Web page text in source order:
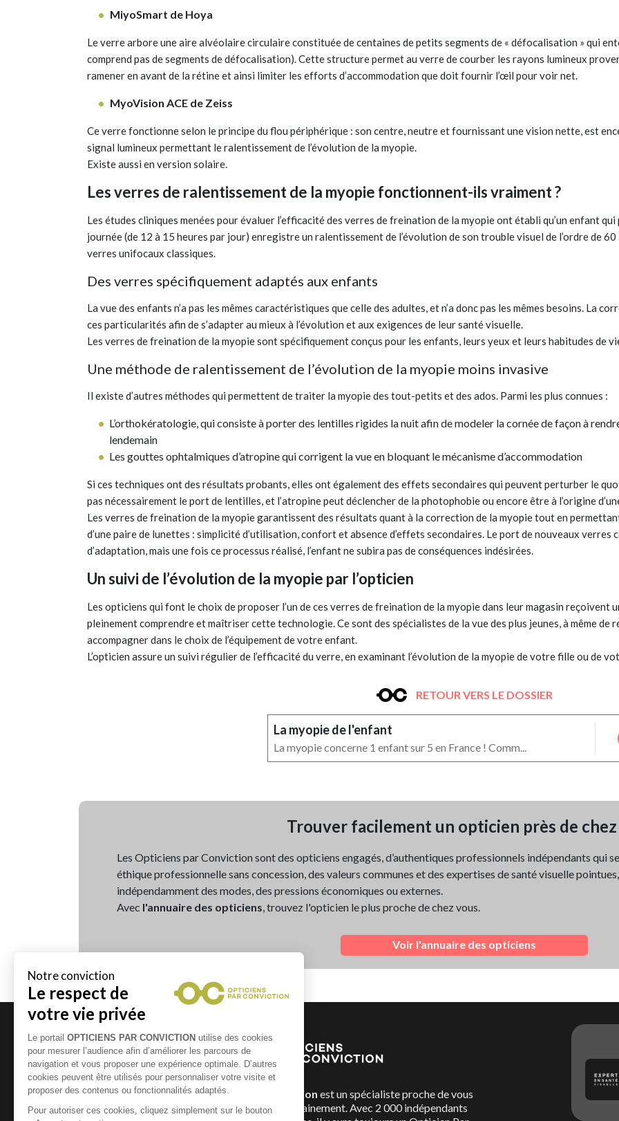
MiyoSmart de Hoya
Le verre arbore une aire alvéolaire circulaire constituée de centaines de petits segments de « défocalisation » qui
comprend pas de segments de défocalisation). Cette structure permet au verre de courber les rayons lumineux
ramener en avant de la rétine et ainsi limiter les efforts d’accommodation que doit fournir l’œil pour voir net.
MyoVision ACE de Zeiss
Ce verre fonctionne selon le principe du flou périphérique : son centre, neutre et fournissant une vision nette, est
signal lumineux permettant le ralentissement de l’évolution de la myopie.
Existe aussi en version solaire.
Les verres de ralentissement de la myopie fonctionnent-ils vraiment ?
Les études cliniques menées pour évaluer l’efficacité des verres de freination de la myopie ont établi qu’un enfant
journée (de 12 à 15 heures par jour) enregistre un ralentissement de l’évolution de son trouble visuel de l’ordre de
verres unifocaux classiques.
Des verres spécifiquement adaptés aux enfants
La vue des enfants n’a pas les mêmes caractéristiques que celle des adultes, et n’a donc pas les mêmes besoins. La
ces particularités afin de s’adapter au mieux à l’évolution et aux exigences de leur santé visuelle.
Les verres de freination de la myopie sont spécifiquement conçus pour les enfants, leurs yeux et leurs habitudes de
Une méthode de ralentissement de l’évolution de la myopie moins invasive
Il existe d’autres méthodes qui permettent de traiter la myopie des tout-petits et des ados. Parmi les plus connues :
L’orthokératologie, qui consiste à porter des lentilles rigides la nuit afin de modeler la cornée de façon à
lendemain
Les gouttes ophtalmiques d’atropine qui corrigent la vue en bloquant le mécanisme d’accommodation
Si ces techniques ont des résultats probants, elles ont également des effets secondaires qui peuvent perturber le
pas nécessairement le port de lentilles, et l’atropine peut déclencher de la photophobie ou encore être à l’origine
Les verres de freination de la myopie garantissent des résultats quant à la correction de la myopie tout en
d’une paire de lunettes : simplicité d’utilisation, confort et absence d’effets secondaires. Le port de nouveaux
d’adaptation, mais une fois ce processus réalisé, l’enfant ne subira pas de conséquences indésirées.
Un suivi de l’évolution de la myopie par l’opticien
Les opticiens qui font le choix de proposer l’un de ces verres de freination de la myopie dans leur magasin reçoivent
pleinement comprendre et maîtriser cette technologie. Ce sont des spécialistes de la vue des plus jeunes, à même
accompagner dans le choix de l’équipement de votre enfant.
L’opticien assure un suivi régulier de l’efficacité du verre, en examinant l’évolution de la myopie de votre fille ou de
RETOUR VERS LE DOSSIER
La myopie de l'enfant
La myopie concerne 1 enfant sur 5 en France ! Comm...
Trouver facilement un opticien près de
Les Opticiens par Conviction sont des opticiens engagés, d’authentiques professionnels indépendants qui
éthique professionnelle sans concession, des valeurs communes et des expertises de santé visuelle
indépendamment des modes, des pressions économiques ou externes.
Avec l'annuaire des opticiens, trouvez l'opticien le plus proche de chez vous.
Voir l'annuaire des opticiens
Un Opticien Par Conviction est un spécialiste proche de vous
géographiquement et humainement. Avec 2 000 indépendants